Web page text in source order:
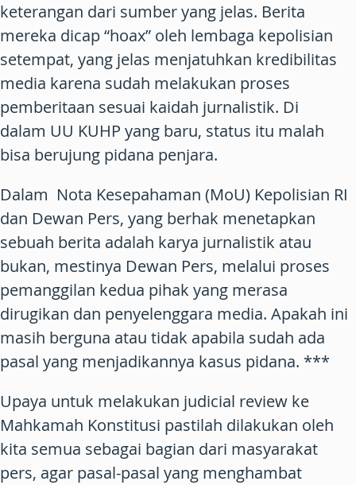
keterangan dari sumber yang jelas. Berita
mereka dicap “hoax” oleh lembaga kepolisian
setempat, yang jelas menjatuhkan kredibilitas
media karena sudah melakukan proses
pemberitaan sesuai kaidah jurnalistik. Di
dalam UU KUHP yang baru, status itu malah
bisa berujung pidana penjara.
Dalam Nota Kesepahaman (MoU) Kepolisian RI
dan Dewan Pers, yang berhak menetapkan
sebuah berita adalah karya jurnalistik atau
bukan, mestinya Dewan Pers, melalui proses
pemanggilan kedua pihak yang merasa
dirugikan dan penyelenggara media. Apakah ini
masih berguna atau tidak apabila sudah ada
pasal yang menjadikannya kasus pidana. ***
Upaya untuk melakukan judicial review ke
Mahkamah Konstitusi pastilah dilakukan oleh
kita semua sebagai bagian dari masyarakat
pers, agar pasal-pasal yang menghambat